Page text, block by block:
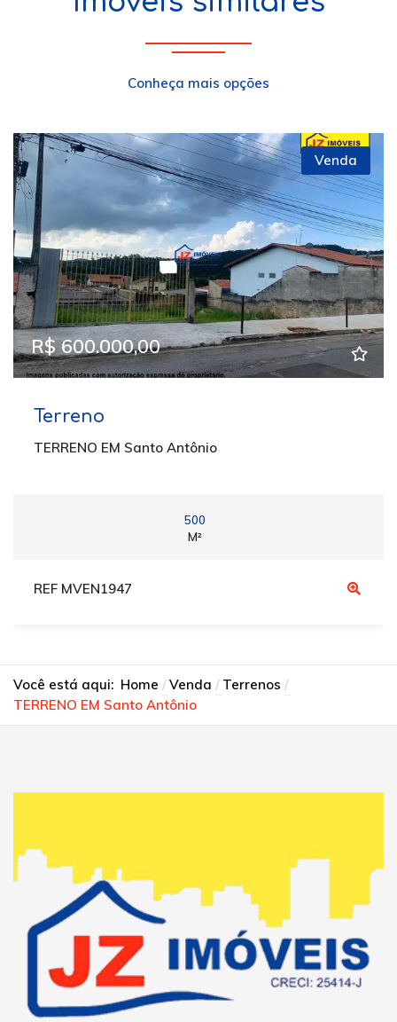
Conheça mais opções
Venda
R$ 600.000,00
Terreno
TERRENO EM Santo Antônio
500
M²
REF MVEN1947
Você está aqui: Home Venda
Terrenos
TERRENO EM Santo Antônio